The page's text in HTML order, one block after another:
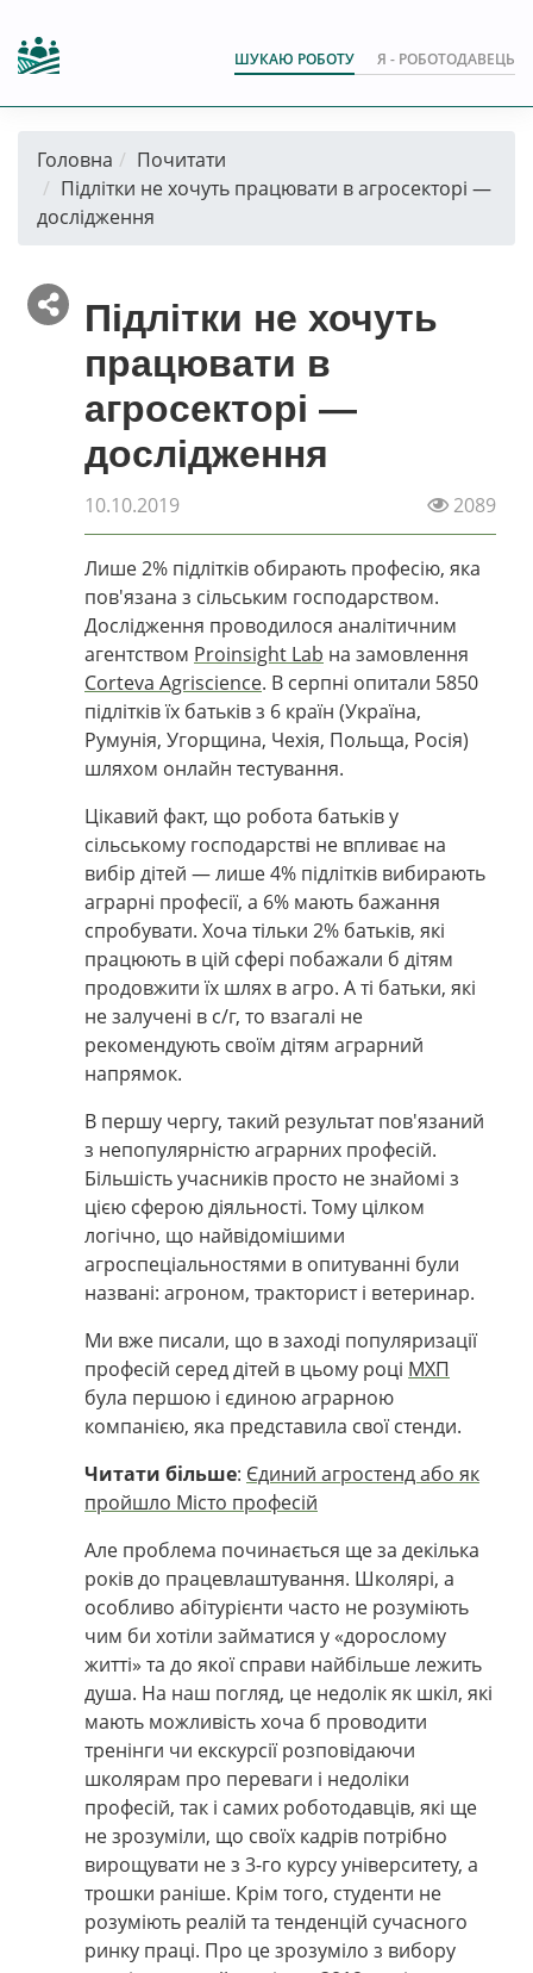
ШУКАЮ РОБОТУ Я - РОБОТОДАВЕЦЬ
Головна
Почитати
Підлітки не хочуть працювати в агросекторі —
дослідження
Підлітки не хочуть
працювати в
агросекторі —
дослідження
10.10.2019 2089
Лише 2% підлітків обирають професію, яка
пов'язана з сільським господарством.
Дослідження проводилося аналітичним
агентством Proinsight Lab на замовлення
Corteva Agriscience. В серпні опитали 5850
підлітків їх батьків з 6 країн (Україна,
Румунія, Угорщина, Чехія, Польща, Росія)
шляхом онлайн тестування.
Цікавий факт, що робота батьків у
сільському господарстві не впливає на
вибір дітей — лише 4% підлітків вибирають
аграрні професії, а 6% мають бажання
спробувати. Хоча тільки 2% батьків, які
працюють в цій сфері побажали б дітям
продовжити їх шлях в агро. А ті батьки, які
не залучені в с/г, то взагалі не
рекомендують своїм дітям аграрний
напрямок.
В першу чергу, такий результат пов'язаний
з непопулярністю аграрних професій.
Більшість учасників просто не знайомі з
цією сферою діяльності. Тому цілком
логічно, що найвідомішими
агроспеціальностями в опитуванні були
названі: агроном, тракторист і ветеринар.
Ми вже писали, що в заході популяризації
професій серед дітей в цьому році МХП
була першою і єдиною аграрною
компанією, яка представила свої стенди.
Читати більше: Єдиний агростенд або як
пройшло Місто професій
Але проблема починається ще за декілька
років до працевлаштування. Школярі, а
особливо абітурієнти часто не розуміють
чим би хотіли займатися у «дорослому
житті» та до якої справи найбільше лежить
душа. На наш погляд, це недолік як шкіл, які
мають можливість хоча б проводити
тренінги чи екскурсії розповідаючи
школярам про переваги і недоліки
професій, так і самих роботодавців, які ще
не зрозуміли, що своїх кадрів потрібно
вирощувати не з 3-го курсу університету, а
трошки раніше. Крім того, студенти не
розуміють реалій та тенденцій сучасного
ринку праці. Про це зрозуміло з вибору